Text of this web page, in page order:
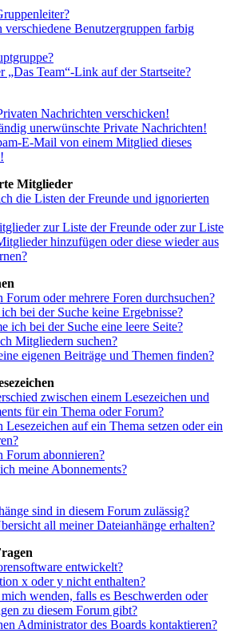
verschiedene Benutzergruppen farbig
„Das Team“-Link auf der Startseite?
Nachrichten verschicken!
unerwünschte Private Nachrichten!
E-Mail von einem Mitglied dieses
Mitglieder
die Listen der Freunde und ignorierten
zur Liste der Freunde oder zur Liste
hinzufügen oder diese wieder aus
Forum oder mehrere Foren durchsuchen?
bei der Suche keine Ergebnisse?
ich bei der Suche eine leere Seite?
Mitgliedern suchen?
eigenen Beiträge und Themen finden?
zwischen einem Lesezeichen und
für ein Thema oder Forum?
Lesezeichen auf ein Thema setzen oder ein
Forum abonnieren?
meine Abonnements?
sind in diesem Forum zulässig?
all meiner Dateianhänge erhalten?
entwickelt?
x oder y nicht enthalten?
wenden, falls es Beschwerden oder
zu diesem Forum gibt?
Administrator des Boards kontaktieren?